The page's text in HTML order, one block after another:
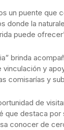
un puente que
donde la
puede
brinda
y
comisarías y
de
destaca
conocer de